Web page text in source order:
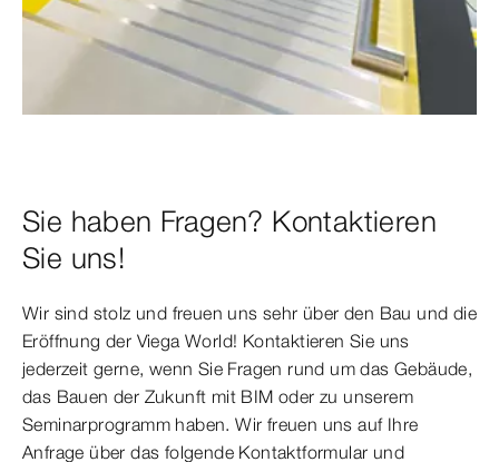
Sie haben Fragen? Kontaktieren
Sie uns!
Wir sind stolz und freuen uns sehr über den Bau und die
Eröffnung der Viega World! Kontaktieren Sie uns
jederzeit gerne, wenn Sie Fragen rund um das Gebäude,
das Bauen der Zukunft mit BIM oder zu unserem
Seminarprogramm haben. Wir freuen uns auf Ihre
Anfrage über das folgende Kontaktformular und